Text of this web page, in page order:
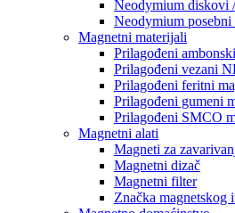
Neodymium diskovi
Neodymium
Magnetni materijali
Prilagođeni
Prilagođeni vezani
Prilagođeni feritni
Prilagođeni gumeni
Prilagođeni SMCO
Magnetni alati
Magneti za
Magnetni dizač
Magnetni filter
Značka magnetskog